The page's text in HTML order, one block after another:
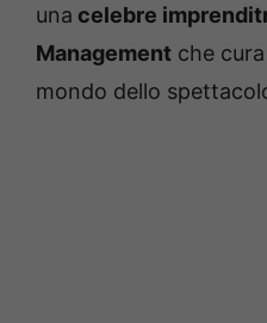
una celebre
Management che
mondo dello